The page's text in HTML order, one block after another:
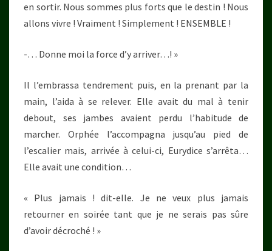
en sortir. Nous sommes plus forts que le destin ! Nous
allons vivre ! Vraiment ! Simplement ! ENSEMBLE !
-… Donne moi la force d’y arriver…! »
Il l’embrassa tendrement puis, en la prenant par la
main, l’aida à se relever. Elle avait du mal à tenir
debout, ses jambes avaient perdu l’habitude de
marcher. Orphée l’accompagna jusqu’au pied de
l’escalier mais, arrivée à celui-ci, Eurydice s’arrêta…
Elle avait une condition…
« Plus jamais ! dit-elle. Je ne veux plus jamais
retourner en soirée tant que je ne serais pas sûre
d’avoir décroché ! »